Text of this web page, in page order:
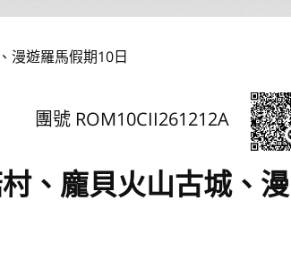
漫遊羅馬假期10日
團號 ROM10CII261212A
、龐貝火山古城、漫